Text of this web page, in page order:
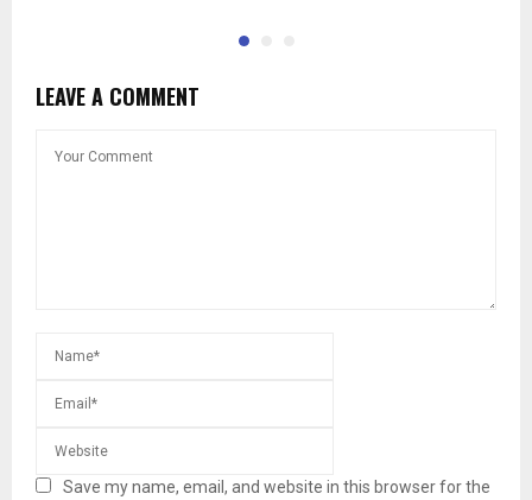
LEAVE A COMMENT
Save my name, email, and website in this browser for the